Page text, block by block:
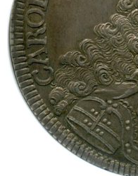
オークション入札代行
ブログ
会社概要